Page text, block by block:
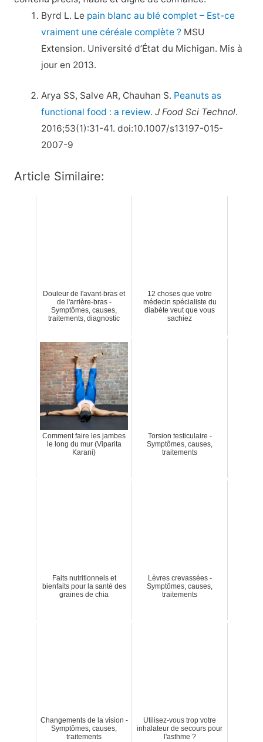
Byrd L. Le pain blanc au blé complet – Est-ce
vraiment une céréale complète ? MSU
Extension. Université d’État du Michigan. Mis à
jour en 2013.
Arya SS, Salve AR, Chauhan S. Peanuts as
functional food : a review.J Food Sci Technol.
2016;53(1):31-41. doi:10.1007/s13197-015-
2007-9
Article Similaire:
Douleur de l'avant-bras et
de l'arrière-bras -
Symptômes, causes,
traitements, diagnostic
12 choses que votre
médecin spécialiste du
diabète veut que vous
sachiez
Comment faire les jambes
le long du mur (Viparita
Karani)
Torsion testiculaire -
Symptômes, causes,
traitements
Faits nutritionnels et
bienfaits pour la santé des
graines de chia
Lèvres crevassées -
Symptômes, causes,
traitements
Changements de la vision -
Symptômes, causes,
traitements
Utilisez-vous trop votre
inhalateur de secours pour
l'asthme ?